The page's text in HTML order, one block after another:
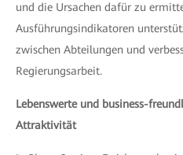
und die Ursachen dafür zu
Ausführungsindikatoren
zwischen Abteilungen und
Regierungsarbeit.
Lebenswerte und business-
Attraktivität